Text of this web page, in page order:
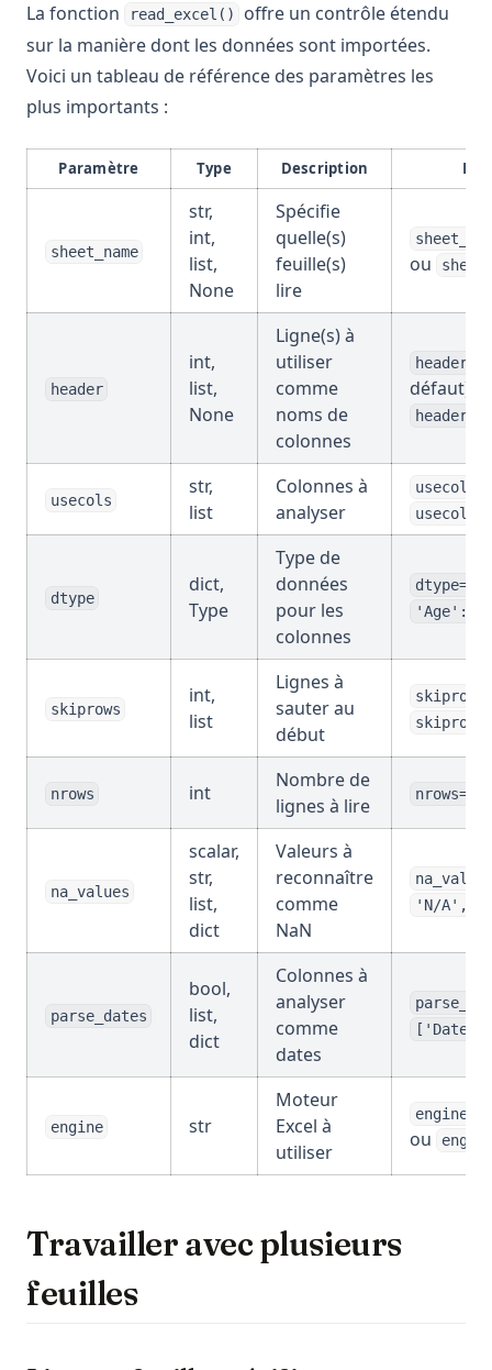
La fonction read_excel()
offre un contrôle étendu
sur la manière dont les données sont importées.
Voici un tableau de référence des paramètres les
plus importants :
Paramètre Type Description
sheet_name
str,
int,
list,
None
Spécifie
quelle(s)
feuille(s)
lire
ou
header
int,
list,
None
Ligne(s) à
utiliser
comme
noms de
colonnes
header=0
défaut)
usecols
str,
list
Colonnes à
analyser
dtype
dict,
Type
Type de
données
pour les
colonnes
'Age':
skiprows
int,
list
Lignes à
sauter au
début
nrows int
Nombre de
lignes à lire
na_values
scalar,
str,
list,
dict
Valeurs à
reconnaître
comme
NaN
'N/A',
parse_dates
bool,
list,
dict
Colonnes à
analyser
comme
dates
['Date']
engine str
Moteur
Excel à
utiliser
ou
Travailler avec plusieurs
feuilles